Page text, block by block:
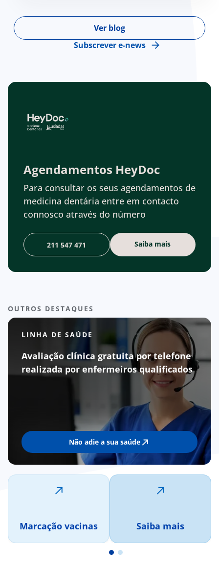
Subscrever e-news
Ver blog
Agendamentos HeyDoc
Para consultar os seus agendamentos de
medicina dentária entre em contacto
connosco através do número
211 547 471 Saiba mais
OUTROS DESTAQUES
LINHA DE SAÚDE
Não adie a sua saúde
Avaliação clínica gratuita por telefone
realizada por enfermeiros qualificados
Marcação vacinas Saiba mais